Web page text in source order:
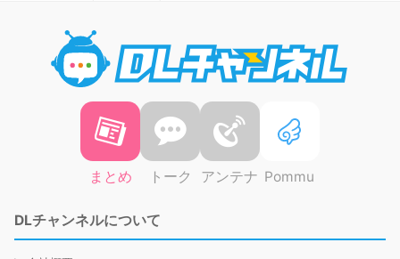
まとめ トーク アンテナ Pommu
DLチャンネルについて